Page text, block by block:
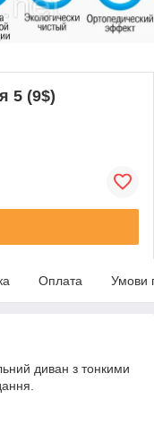
5 (9$)
Оплата Умови
диван з тонкими